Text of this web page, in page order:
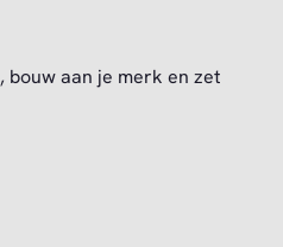
aan je merk en zet